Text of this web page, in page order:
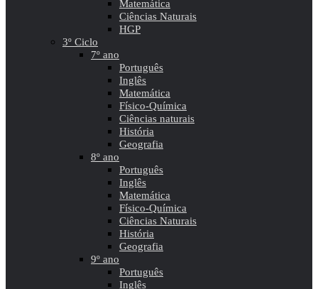
Matemática
Ciências Naturais
HGP
3º Ciclo
7º ano
Português
Inglês
Matemática
Físico-Química
Ciências naturais
História
Geografia
8º ano
Português
Inglês
Matemática
Físico-Química
Ciências Naturais
História
Geografia
9º ano
Português
Inglês